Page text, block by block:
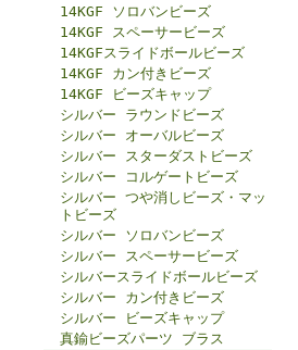
14KGF ソロバンビーズ
14KGF スペーサービーズ
14KGFスライドボールビーズ
14KGF カン付きビーズ
14KGF ビーズキャップ
シルバー ラウンドビーズ
シルバー オーバルビーズ
シルバー スターダストビーズ
シルバー コルゲートビーズ
シルバー つや消しビーズ・マッ
トビーズ
シルバー ソロバンビーズ
シルバー スペーサービーズ
シルバースライドボールビーズ
シルバー カン付きビーズ
シルバー ビーズキャップ
真鍮ビーズパーツ ブラス